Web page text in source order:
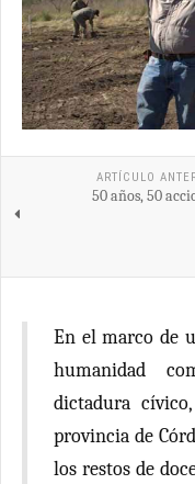
ARTÍCULO
50 años, 50
En el marco de
humanidad
dictadura
provincia de
los restos de